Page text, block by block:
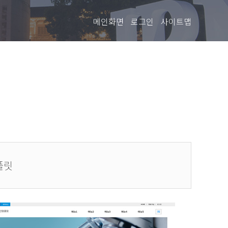
메인화면 로그인 사이트맵